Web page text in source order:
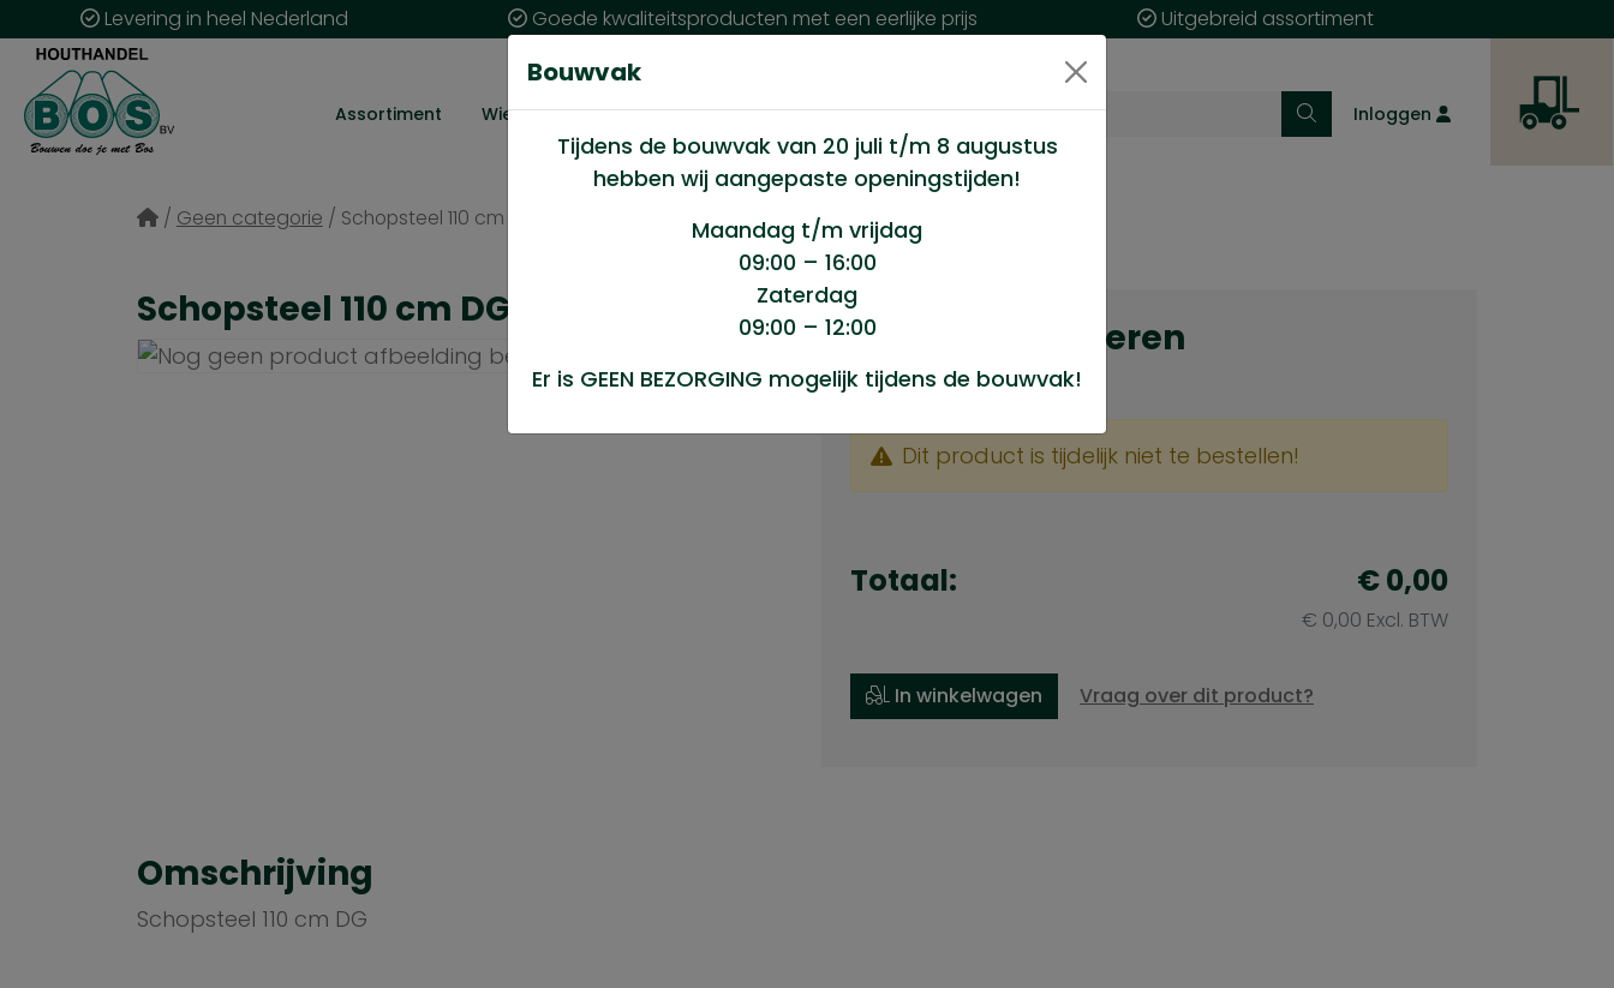
Levering in heel Nederland Goede kwaliteitsproducten met een eerlijke prijs Uitgebreid assortiment
Assortiment Wie zijn wij? Klantenservice Nieuws Inloggen
/ Geen categorie / Schopsteel 110 cm DG
Schopsteel 110 cm DG
Product selecteren
Schopsteel 110 cm DG
Dit product is tijdelijk niet te bestellen!
Totaal: € 0,00
€ 0,00 Excl. BTW
In winkelwagen Vraag over dit product?
Omschrijving
Schopsteel 110 cm DG
Bouwvak
Tijdens de bouwvak van 20 juli t/m 8 augustus
hebben wij aangepaste openingstijden!
Maandag t/m vrijdag
09:00 – 16:00
Zaterdag
09:00 – 12:00
Er is GEEN BEZORGING mogelijk tijdens de bouwvak!